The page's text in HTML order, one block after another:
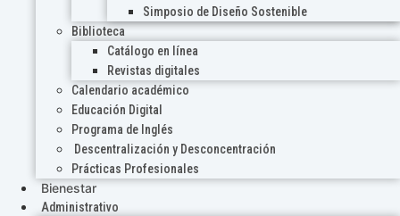
Simposio de Diseño Sostenible
Biblioteca
Catálogo en línea
Revistas digitales
Calendario académico
Educación Digital
Programa de Inglés
Descentralización y Desconcentración
Prácticas Profesionales
Bienestar
Administrativo